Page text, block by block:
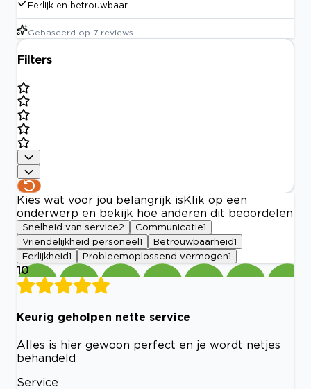
Eerlijk en betrouwbaar
Gebaseerd op 7 reviews
Filters
Kies wat voor jou belangrijk is Klik op een
onderwerp en bekijk hoe anderen dit beoordelen
Snelheid van service2 Communicatie1
Vriendelijkheid personeel 1 Betrouwbaarheid1
Eerlijkheid1 Probleemoplossend vermogen1
10
Keurig geholpen nette service
Alles is hier gewoon perfect en je wordt netjes
behandeld
Service